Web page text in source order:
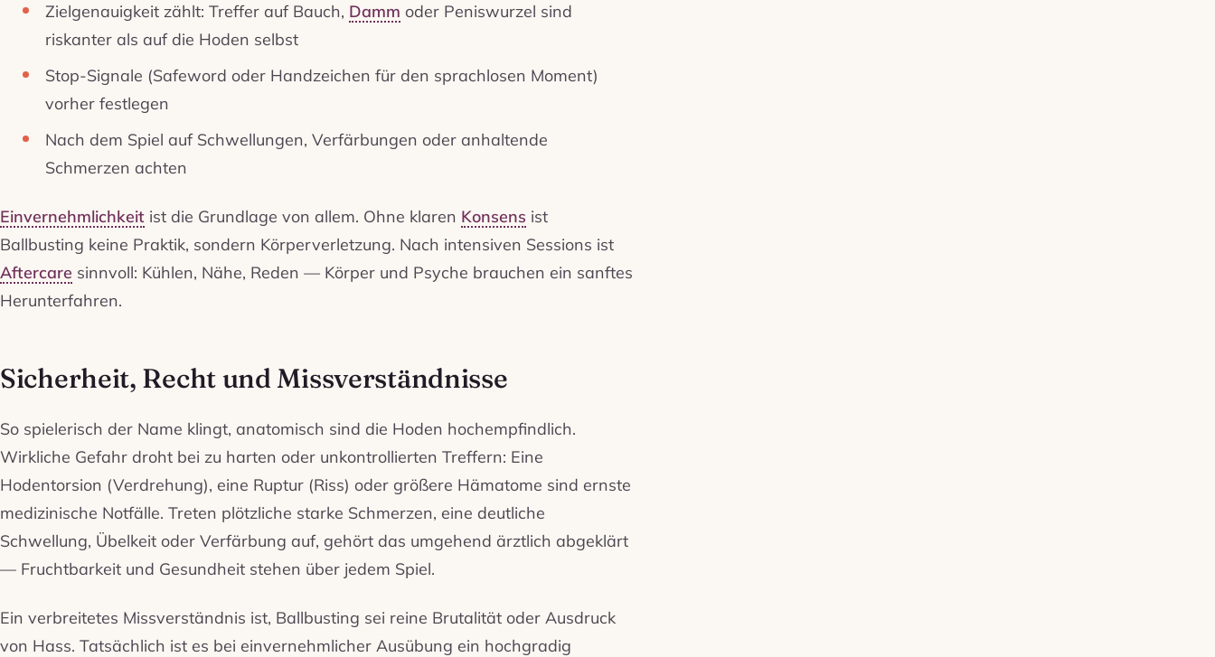
Zielgenauigkeit zählt: Treffer auf Bauch, Damm oder Peniswurzel sind
riskanter als auf die Hoden selbst
Stop-Signale (Safeword oder Handzeichen für den sprachlosen Moment)
vorher festlegen
Nach dem Spiel auf Schwellungen, Verfärbungen oder anhaltende
Schmerzen achten
Einvernehmlichkeit ist die Grundlage von allem. Ohne klaren Konsens ist
Ballbusting keine Praktik, sondern Körperverletzung. Nach intensiven Sessions ist
Aftercare sinnvoll: Kühlen, Nähe, Reden — Körper und Psyche brauchen ein sanftes
Herunterfahren.
Sicherheit, Recht und Missverständnisse
So spielerisch der Name klingt, anatomisch sind die Hoden hochempfindlich.
Wirkliche Gefahr droht bei zu harten oder unkontrollierten Treffern: Eine
Hodentorsion (Verdrehung), eine Ruptur (Riss) oder größere Hämatome sind ernste
medizinische Notfälle. Treten plötzliche starke Schmerzen, eine deutliche
Schwellung, Übelkeit oder Verfärbung auf, gehört das umgehend ärztlich abgeklärt
— Fruchtbarkeit und Gesundheit stehen über jedem Spiel.
Ein verbreitetes Missverständnis ist, Ballbusting sei reine Brutalität oder Ausdruck
von Hass. Tatsächlich ist es bei einvernehmlicher Ausübung ein hochgradig